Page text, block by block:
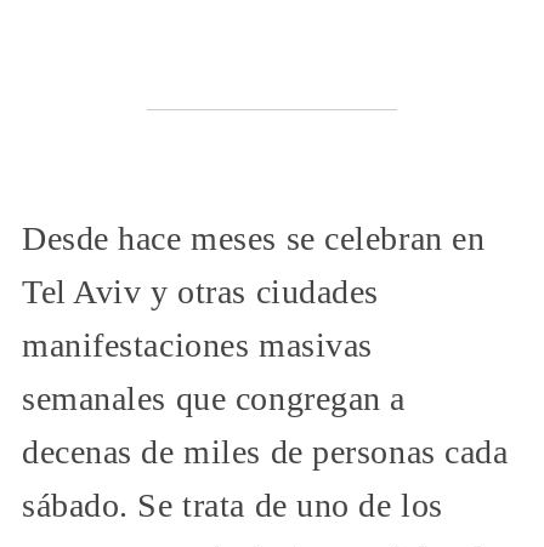
Desde hace meses se celebran en
Tel Aviv y otras ciudades
manifestaciones masivas
semanales que congregan a
decenas de miles de personas cada
sábado. Se trata de uno de los